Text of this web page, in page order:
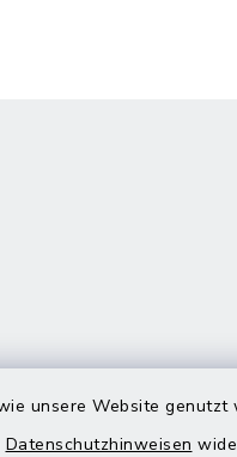
unsere Website
Datenschutzhinweisen